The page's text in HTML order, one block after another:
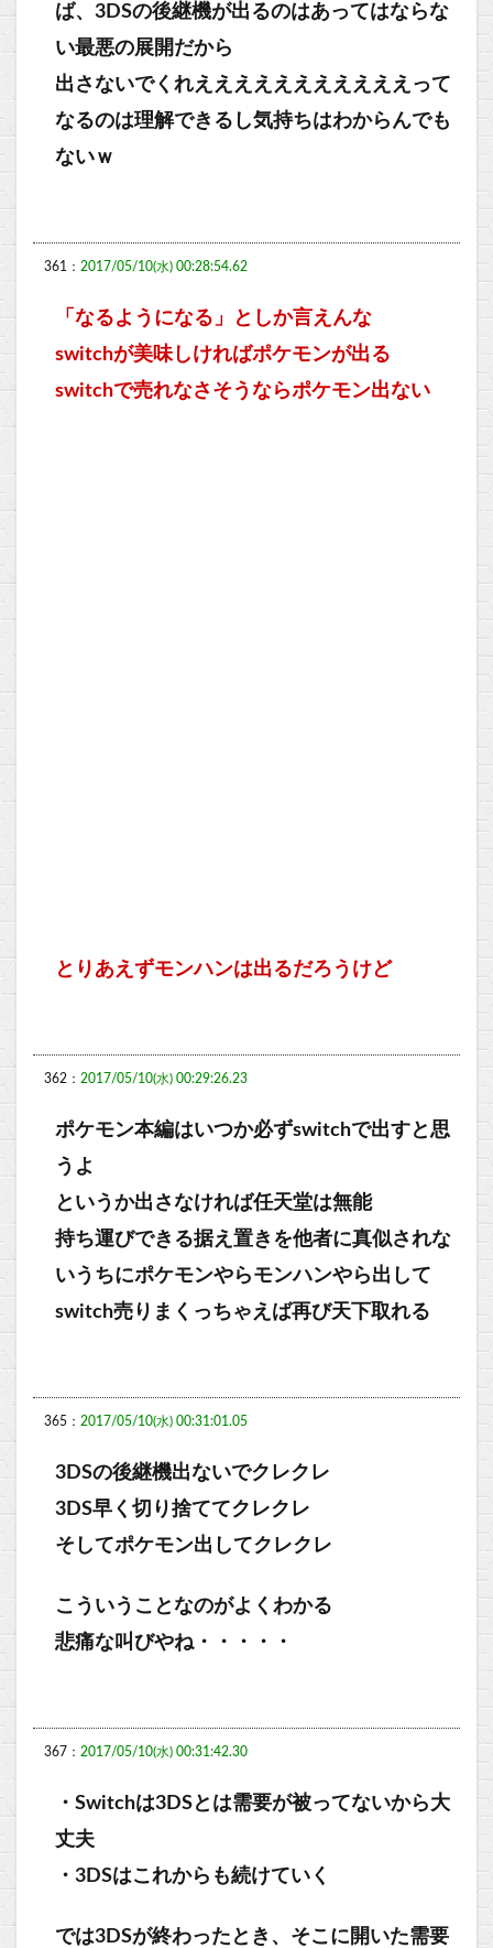
ば、3DSの後継機が出るのはあってはならな
い最悪の展開だから
出さないでくれえええええええええええって
なるのは理解できるし気持ちはわからんでも
ないｗ
361： 2017/05/10(水) 00:28:54.62
「なるようになる」としか言えんな
switchが美味しければポケモンが出る
switchで売れなさそうならポケモン出ない
とりあえずモンハンは出るだろうけど
362： 2017/05/10(水) 00:29:26.23
ポケモン本編はいつか必ずswitchで出すと思
うよ
というか出さなければ任天堂は無能
持ち運びできる据え置きを他者に真似されな
いうちにポケモンやらモンハンやら出して
switch売りまくっちゃえば再び天下取れる
365： 2017/05/10(水) 00:31:01.05
3DSの後継機出ないでクレクレ
3DS早く切り捨ててクレクレ
そしてポケモン出してクレクレ
こういうことなのがよくわかる
悲痛な叫びやね・・・・・
367： 2017/05/10(水) 00:31:42.30
・Switchは3DSとは需要が被ってないから大
丈夫
・3DSはこれからも続けていく
では3DSが終わったとき、そこに開いた需要